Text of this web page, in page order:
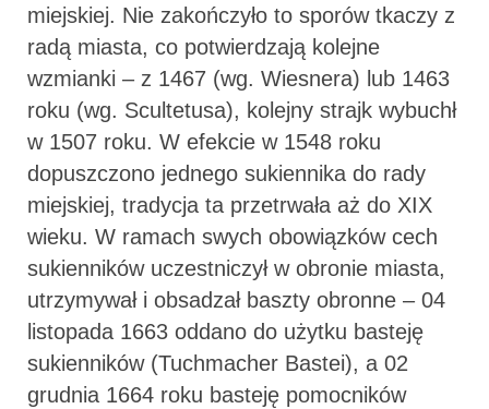
miejskiej. Nie zakończyło to sporów tkaczy z
radą miasta, co potwierdzają kolejne
wzmianki – z 1467 (wg. Wiesnera) lub 1463
roku (wg. Scultetusa), kolejny strajk wybuchł
w 1507 roku. W efekcie w 1548 roku
dopuszczono jednego sukiennika do rady
miejskiej, tradycja ta przetrwała aż do XIX
wieku. W ramach swych obowiązków cech
sukienników uczestniczył w obronie miasta,
utrzymywał i obsadzał baszty obronne – 04
listopada 1663 oddano do użytku basteję
sukienników (Tuchmacher Bastei), a 02
grudnia 1664 roku basteję pomocników